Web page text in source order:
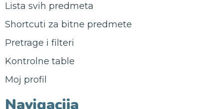
Lista svih predmeta
Shortcuti za bitne predmete
Pretrage i filteri
Kontrolne table
Moj profil
Navigacija